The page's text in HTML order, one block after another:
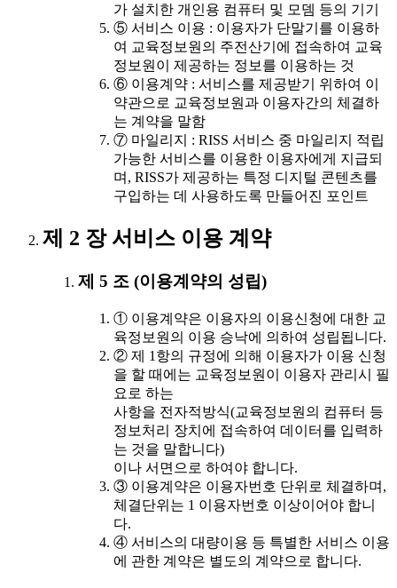
가 설치한 개인용 컴퓨터 및 모뎀 등의 기기
⑤ 서비스 이용 : 이용자가 단말기를 이용하
여 교육정보원의 주전산기에 접속하여 교육
정보원이 제공하는 정보를 이용하는 것
⑥ 이용계약 : 서비스를 제공받기 위하여 이
약관으로 교육정보원과 이용자간의 체결하
는 계약을 말함
⑦ 마일리지 : RISS 서비스 중 마일리지 적립
가능한 서비스를 이용한 이용자에게 지급되
며, RISS가 제공하는 특정 디지털 콘텐츠를
구입하는 데 사용하도록 만들어진 포인트
제 2 장 서비스 이용 계약
제 5 조 (이용계약의 성립)
① 이용계약은 이용자의 이용신청에 대한 교
육정보원의 이용 승낙에 의하여 성립됩니다.
② 제 1항의 규정에 의해 이용자가 이용 신청
을 할 때에는 교육정보원이 이용자 관리시 필
요로 하는
사항을 전자적방식(교육정보원의 컴퓨터 등
정보처리 장치에 접속하여 데이터를 입력하
는 것을 말합니다)
이나 서면으로 하여야 합니다.
③ 이용계약은 이용자번호 단위로 체결하며,
체결단위는 1 이용자번호 이상이어야 합니
다.
④ 서비스의 대량이용 등 특별한 서비스 이용
에 관한 계약은 별도의 계약으로 합니다.